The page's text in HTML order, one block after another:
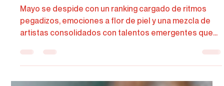
9 jun 2025
3 min de lectura